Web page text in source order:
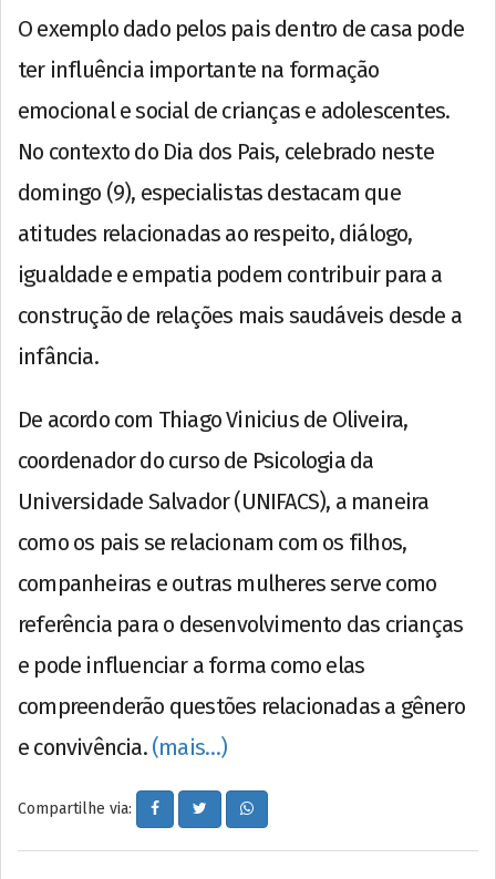
O exemplo dado pelos pais dentro de casa pode
ter influência importante na formação
emocional e social de crianças e adolescentes.
No contexto do Dia dos Pais, celebrado neste
domingo (9), especialistas destacam que
atitudes relacionadas ao respeito, diálogo,
igualdade e empatia podem contribuir para a
construção de relações mais saudáveis desde a
infância.
De acordo com Thiago Vinicius de Oliveira,
coordenador do curso de Psicologia da
Universidade Salvador (UNIFACS), a maneira
como os pais se relacionam com os filhos,
companheiras e outras mulheres serve como
referência para o desenvolvimento das crianças
e pode influenciar a forma como elas
compreenderão questões relacionadas a gênero
e convivência. (mais…)
Compartilhe via: